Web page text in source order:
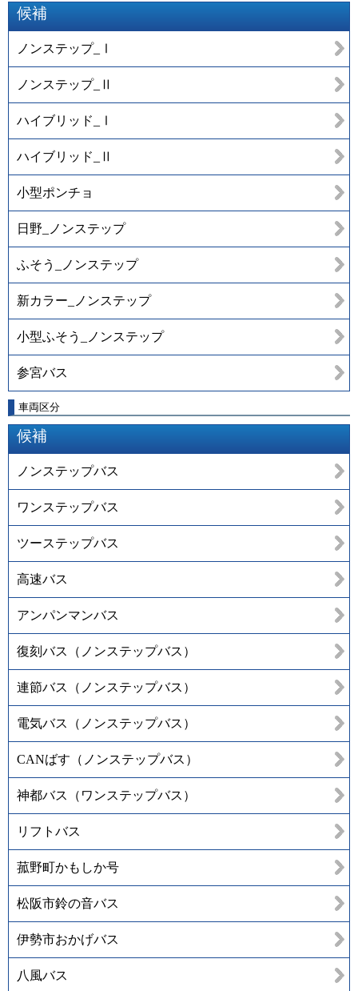
候補
ノンステップ_Ⅰ
ノンステップ_Ⅱ
ハイブリッド_Ⅰ
ハイブリッド_Ⅱ
小型ポンチョ
日野_ノンステップ
ふそう_ノンステップ
新カラー_ノンステップ
小型ふそう_ノンステップ
参宮バス
車両区分
候補
ノンステップバス
ワンステップバス
ツーステップバス
高速バス
アンパンマンバス
復刻バス（ノンステップバス）
連節バス（ノンステップバス）
電気バス（ノンステップバス）
CANばす（ノンステップバス）
神都バス（ワンステップバス）
リフトバス
菰野町かもしか号
松阪市鈴の音バス
伊勢市おかげバス
八風バス